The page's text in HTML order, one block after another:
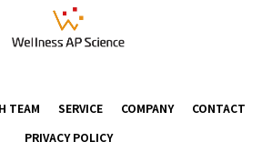
TEAM SERVICE COMPANY
CONTACT
PRIVACY POLICY